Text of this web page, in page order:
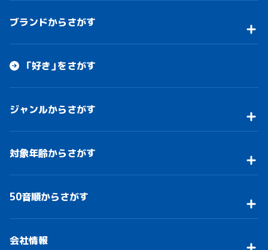
ブランドからさがす
「好き」をさがす
ジャンルからさがす
対象年齢からさがす
50音順からさがす
会社情報